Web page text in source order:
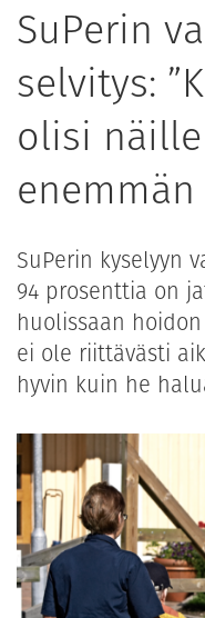
SuPerin
selvitys:
olisi
enemmän
SuPerin kyselyyn
94 prosenttia on
huolissaan
ei ole riittävästi
hyvin kuin he